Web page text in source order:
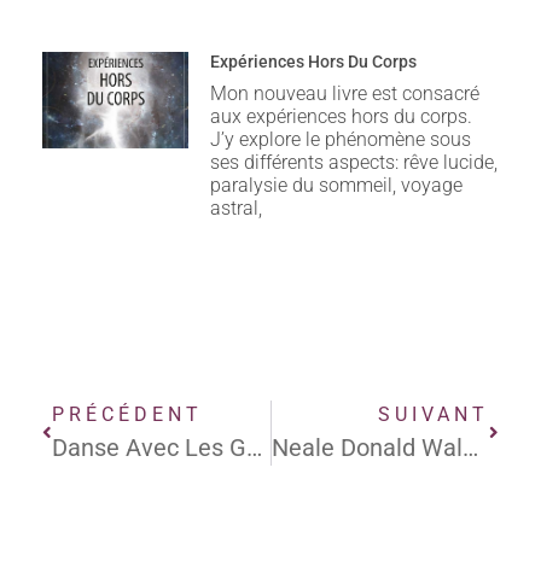
Expériences Hors Du Corps
Mon nouveau livre est consacré
aux expériences hors du corps.
J’y explore le phénomène sous
ses différents aspects: rêve lucide,
paralysie du sommeil, voyage
astral,
PRÉCÉDENT
Danse Avec Les Gènes
SUIVANT
Neale Donald Walsch : « Votre Vie N’a Rien À Voir Avec Vous ! »